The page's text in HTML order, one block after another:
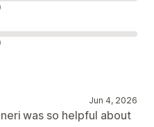
Jun 4, 2026
was so helpful about